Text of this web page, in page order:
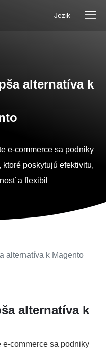
Jezik
alternatíva k
e-commerce sa podniky
poskytujú efektivitu,
a flexibil
alternatíva k Magento
alternatíva k
commerce sa podniky